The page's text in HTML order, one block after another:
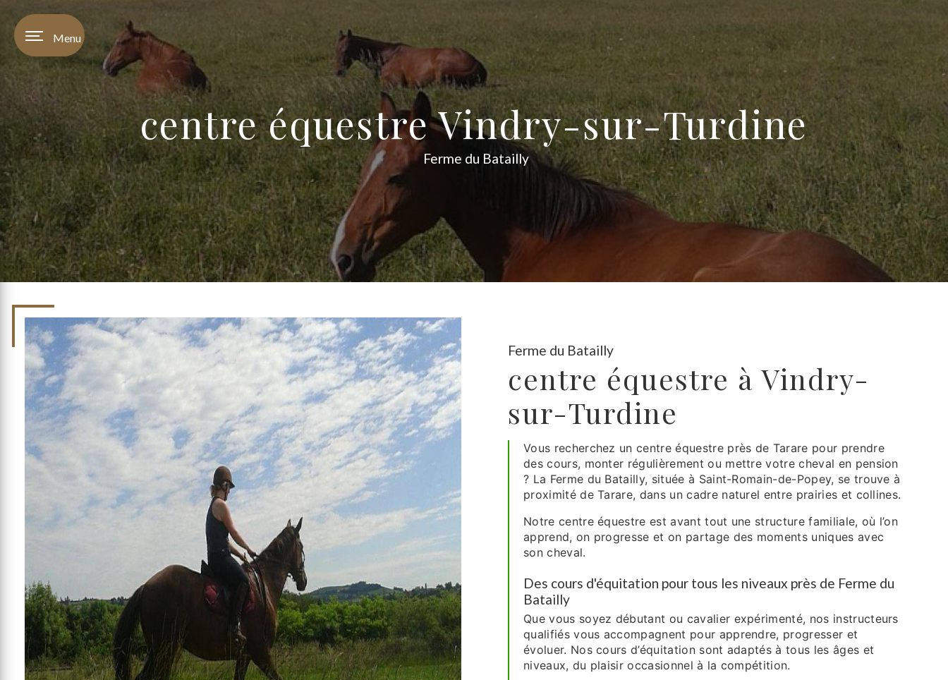
Menu
centre équestre Vindry-sur-Turdine
Ferme du Batailly
Ferme du Batailly
centre équestre à Vindry-
sur-Turdine
Vous recherchez un centre équestre près de Tarare pour prendre
des cours, monter régulièrement ou mettre votre cheval en pension
? La Ferme du Batailly, située à Saint-Romain-de-Popey, se trouve à
proximité de Tarare, dans un cadre naturel entre prairies et collines.
Notre centre équestre est avant tout une structure familiale, où l’on
apprend, on progresse et on partage des moments uniques avec
son cheval.
Des cours d'équitation pour tous les niveaux près de Ferme du
Batailly
Que vous soyez débutant ou cavalier expérimenté, nos instructeurs
qualifiés vous accompagnent pour apprendre, progresser et
évoluer. Nos cours d’équitation sont adaptés à tous les âges et
niveaux, du plaisir occasionnel à la compétition.